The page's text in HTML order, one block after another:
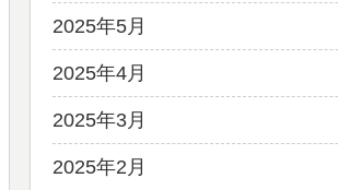
2025年5月
2025年4月
2025年3月
2025年2月